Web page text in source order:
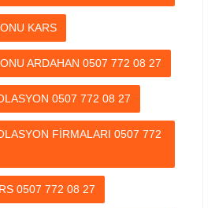
KARS
ARDAHAN 0507 772 08 27
0507 772 08 27
FİRMALARI 0507 772
0507 772 08 27